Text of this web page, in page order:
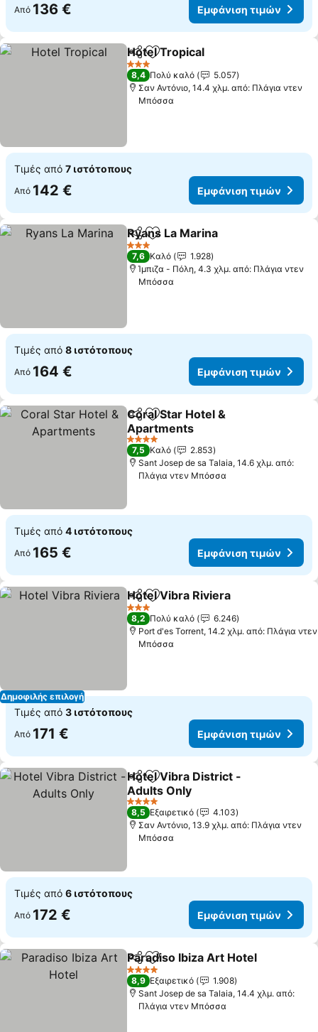
Από 136 € Εμφάνιση τιμών
Κοινοποίηση
Προσθήκη στα αγαπημένα
Hotel Tropical
3 Αστέρια
8,4 Πολύ καλό
5.057
Σαν Αντόνιο, 14.4 χλμ. από: Πλάγια ντεν
Μπόσσα
Τιμές από 7 ιστότοπους
Από 142 € Εμφάνιση τιμών
Κοινοποίηση
Προσθήκη στα αγαπημένα
Ryans La Marina
3 Αστέρια
7,6 Καλό
1.928
Ίμπιζα - Πόλη, 4.3 χλμ. από: Πλάγια ντεν
Μπόσσα
Τιμές από 8 ιστότοπους
Από 164 € Εμφάνιση τιμών
Κοινοποίηση
Προσθήκη στα αγαπημένα
Coral Star Hotel &
Apartments
4 Αστέρια
7,5 Καλό
2.853
Sant Josep de sa Talaia, 14.6 χλμ. από:
Πλάγια ντεν Μπόσσα
Τιμές από 4 ιστότοπους
Από 165 € Εμφάνιση τιμών
Δημοφιλής επιλογή
Κοινοποίηση
Προσθήκη στα αγαπημένα
Hotel Vibra Riviera
3 Αστέρια
8,2 Πολύ καλό
6.246
Port d'es Torrent, 14.2 χλμ. από: Πλάγια ντεν
Μπόσσα
Τιμές από 3 ιστότοπους
Από 171 € Εμφάνιση τιμών
Κοινοποίηση
Προσθήκη στα αγαπημένα
Hotel Vibra District -
Adults Only
4 Αστέρια
8,5 Εξαιρετικό
4.103
Σαν Αντόνιο, 13.9 χλμ. από: Πλάγια ντεν
Μπόσσα
Τιμές από 6 ιστότοπους
Από 172 € Εμφάνιση τιμών
Κοινοποίηση
Προσθήκη στα αγαπημένα
Paradiso Ibiza Art Hotel
4 Αστέρια
8,9 Εξαιρετικό
1.908
Sant Josep de sa Talaia, 14.4 χλμ. από:
Πλάγια ντεν Μπόσσα